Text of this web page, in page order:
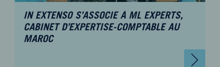
IN EXTENSO S’ASSOCIE À ML EXPERTS,
CABINET D’EXPERTISE-COMPTABLE AU
MAROC